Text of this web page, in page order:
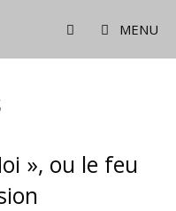
MENU
», ou le feu